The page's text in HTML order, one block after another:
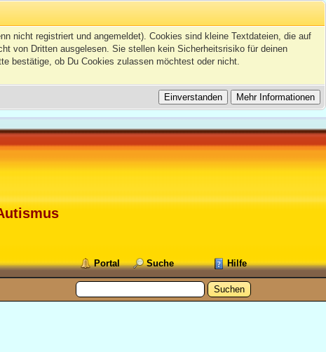
nicht registriert und angemeldet). Cookies sind kleine Textdateien, die auf
von Dritten ausgelesen. Sie stellen kein Sicherheitsrisiko für deinen
bestätige, ob Du Cookies zulassen möchtest oder nicht.
Portal Suche Hilfe